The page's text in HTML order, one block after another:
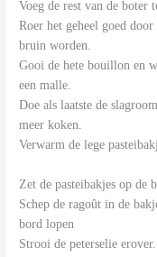
Voeg de rest van de boter
Roer het geheel goed
bruin worden.
Gooi de hete bouillon en
een malle.
Doe als laatste de
meer koken.
Verwarm de lege
Zet de pasteibakjes op de
Schep de ragoût in de
bord lopen
Strooi de peterselie erover.